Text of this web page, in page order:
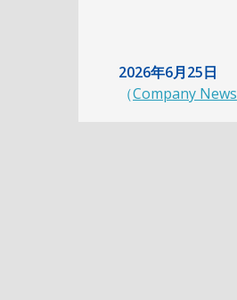
2026年6月25日
（Company News